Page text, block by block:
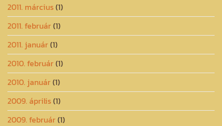
2011. március(1)
2011. február(1)
2011. január(1)
2010. február(1)
2010. január(1)
2009. április(1)
2009. február(1)